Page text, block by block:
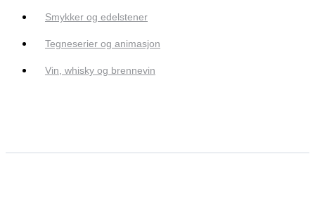
Smykker og edelstener
Tegneserier og animasjon
Vin, whisky og brennevin